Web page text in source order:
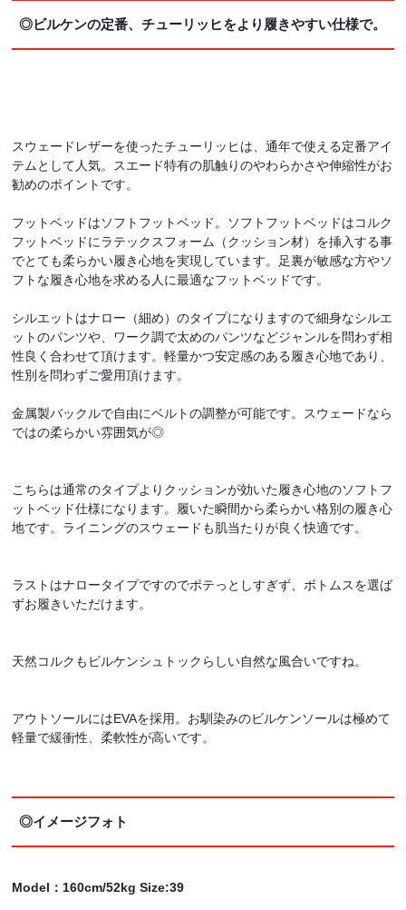
◎ビルケンの定番、チューリッヒをより履きやすい仕様で。
スウェードレザーを使ったチューリッヒは、通年で使える定番アイ
テムとして人気。スエード特有の肌触りのやわらかさや伸縮性がお
勧めのポイントです。
フットベッドはソフトフットベッド。ソフトフットベッドはコルク
フットベッドにラテックスフォーム（クッション材）を挿入する事
でとても柔らかい履き心地を実現しています。足裏が敏感な方やソ
フトな履き心地を求める人に最適なフットベッドです。
シルエットはナロー（細め）のタイプになりますので細身なシルエ
ットのパンツや、ワーク調で太めのパンツなどジャンルを問わず相
性良く合わせて頂けます。軽量かつ安定感のある履き心地であり、
性別を問わずご愛用頂けます。
金属製バックルで自由にベルトの調整が可能です。スウェードなら
ではの柔らかい雰囲気が◎
こちらは通常のタイプよりクッションが効いた履き心地のソフトフ
ットベッド仕様になります。履いた瞬間から柔らかい格別の履き心
地です。ライニングのスウェードも肌当たりが良く快適です。
ラストはナロータイプですのでポテっとしすぎず、ボトムスを選ば
ずお履きいただけます。
天然コルクもビルケンシュトックらしい自然な風合いですね。
アウトソールにはEVAを採用。お馴染みのビルケンソールは極めて
軽量で緩衝性、柔軟性が高いです。
◎イメージフォト
Model：160cm/52kg Size:39